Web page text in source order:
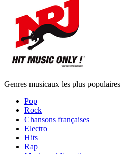
Genres musicaux les plus populaires
Pop
Rock
Chansons françaises
Electro
Hits
Rap